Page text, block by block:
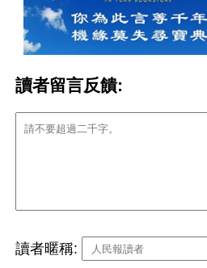
讀者留言反饋:
讀者暱稱: